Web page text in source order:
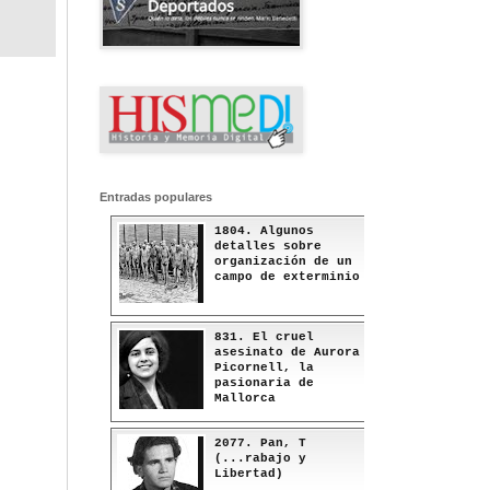
Entradas populares
1804. Algunos
detalles sobre
organización de un
campo de exterminio
831. El cruel
asesinato de Aurora
Picornell, la
pasionaria de
Mallorca
2077. Pan, T
(...rabajo y
Libertad)